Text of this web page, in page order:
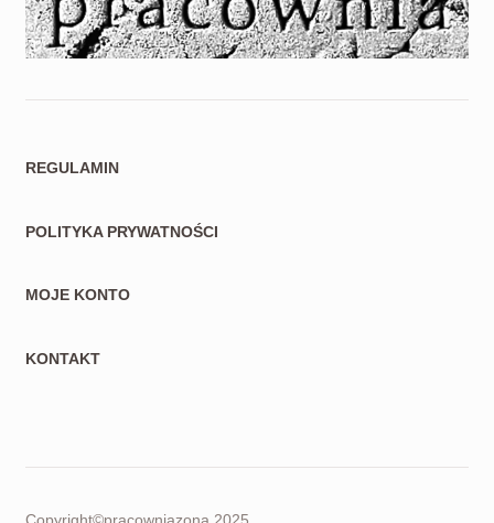
REGULAMIN
POLITYKA PRYWATNOŚCI
MOJE KONTO
KONTAKT